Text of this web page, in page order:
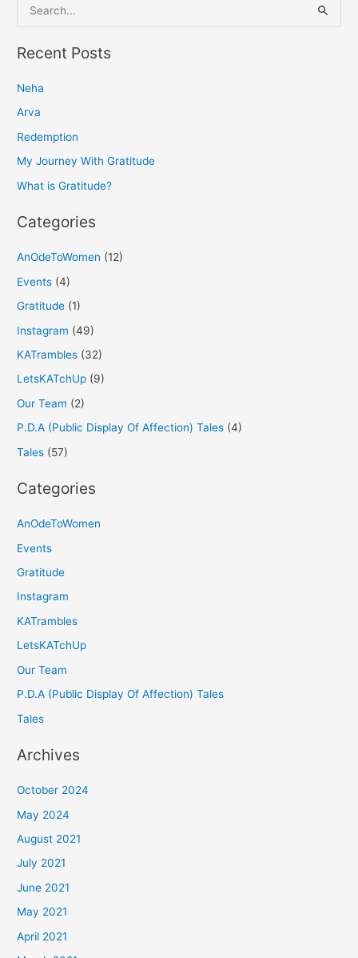
e
a
c
h
f
o
Recent Posts
Neha
Arva
Redemption
My Journey With Gratitude
What is Gratitude?
Categories
AnOdeToWomen (12)
Events (4)
Gratitude (1)
Instagram (49)
KATrambles (32)
LetsKATchUp (9)
Our Team (2)
P.D.A (Public Display Of Affection) Tales (4)
Tales (57)
Categories
AnOdeToWomen
Events
Gratitude
Instagram
KATrambles
LetsKATchUp
Our Team
P.D.A (Public Display Of Affection) Tales
Tales
Archives
October 2024
May 2024
August 2021
July 2021
June 2021
May 2021
April 2021